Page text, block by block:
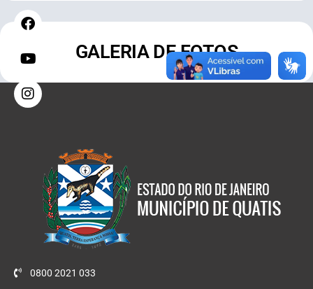
GALERIA DE FOTOS
0800 2021 033